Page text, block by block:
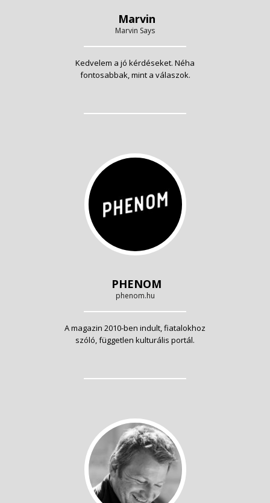
Marvin
Marvin Says
Kedvelem a jó kérdéseket. Néha
fontosabbak, mint a válaszok.
PHENOM
phenom.hu
A magazin 2010-ben indult, fiatalokhoz
szóló, független kulturális portál.